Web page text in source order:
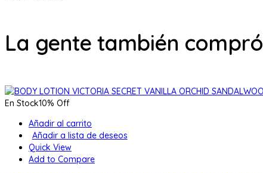
La gente también compró
En Stock10% Off
Añadir al carrito
Añadir a lista de deseos
Quick View
Add to Compare